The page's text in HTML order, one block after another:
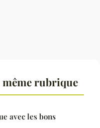
rubrique
avec les bons